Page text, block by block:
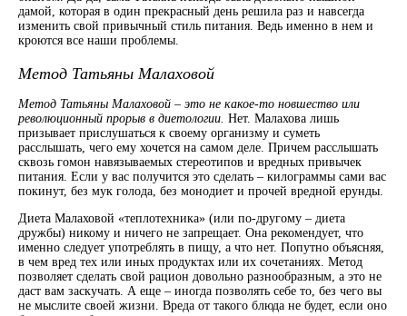
дамой, которая в один прекрасный день решила раз и навсегда
изменить свой привычный стиль питания. Ведь именно в нем и
кроются все наши проблемы.
Метод Татьяны Малаховой
Метод Татьяны Малаховой – это не какое-то новшество или
революционный прорыв в диетологии. Нет. Малахова лишь
призывает прислушаться к своему организму и суметь
расслышать, чего ему хочется на самом деле. Причем расслышать
сквозь гомон навязываемых стереотипов и вредных привычек
питания. Если у вас получится это сделать – килограммы сами вас
покинут, без мук голода, без монодиет и прочей вредной ерунды.
Диета Малаховой «теплотехника» (или по-другому – диета
дружбы) никому и ничего не запрещает. Она рекомендует, что
именно следует употреблять в пищу, а что нет. Попутно объясняя,
в чем вред тех или иных продуктах или их сочетаниях. Метод
позволяет сделать свой рацион довольно разнообразным, а это не
даст вам заскучать. А еще – иногда позволять себе то, без чего вы
не мыслите своей жизни. Вреда от такого блюда не будет, если оно